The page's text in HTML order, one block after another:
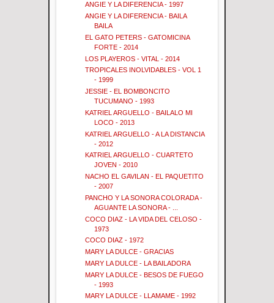
ANGIE Y LA DIFERENCIA - 1997
ANGIE Y LA DIFERENCIA - BAILA
BAILA
EL GATO PETERS - GATOMICINA
FORTE - 2014
LOS PLAYEROS - VITAL - 2014
TROPICALES INOLVIDABLES - VOL 1
- 1999
JESSIE - EL BOMBONCITO
TUCUMANO - 1993
KATRIEL ARGUELLO - BAILALO MI
LOCO - 2013
KATRIEL ARGUELLO - A LA DISTANCIA
- 2012
KATRIEL ARGUELLO - CUARTETO
JOVEN - 2010
NACHO EL GAVILAN - EL PAQUETITO
- 2007
PANCHO Y LA SONORA COLORADA -
AGUANTE LA SONORA - ...
COCO DIAZ - LA VIDA DEL CELOSO -
1973
COCO DIAZ - 1972
MARY LA DULCE - GRACIAS
MARY LA DULCE - LA BAILADORA
MARY LA DULCE - BESOS DE FUEGO
- 1993
MARY LA DULCE - LLAMAME - 1992